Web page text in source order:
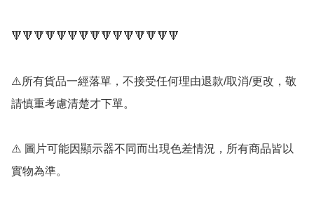
🔻🔻🔻🔻🔻🔻🔻🔻🔻🔻🔻🔻🔻🔻🔻
⚠️所有貨品一經落單，不接受任何理由退款/取消/更改，敬
請慎重考慮清楚才下單。
⚠️ 圖片可能因顯示器不同而出現色差情況，所有商品皆以